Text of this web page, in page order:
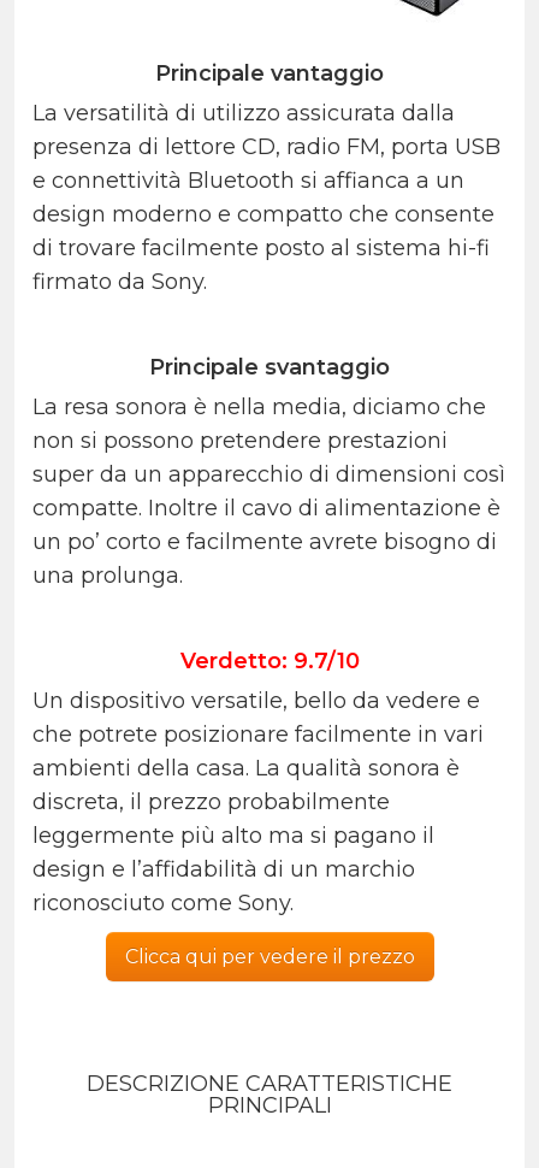
Principale vantaggio
La versatilità di utilizzo assicurata dalla
presenza di lettore CD, radio FM, porta USB
e connettività Bluetooth si affianca a un
design moderno e compatto che consente
di trovare facilmente posto al sistema hi-fi
firmato da Sony.
Principale svantaggio
La resa sonora è nella media, diciamo che
non si possono pretendere prestazioni
super da un apparecchio di dimensioni così
compatte. Inoltre il cavo di alimentazione è
un po’ corto e facilmente avrete bisogno di
una prolunga.
Verdetto: 9.7/10
Un dispositivo versatile, bello da vedere e
che potrete posizionare facilmente in vari
ambienti della casa. La qualità sonora è
discreta, il prezzo probabilmente
leggermente più alto ma si pagano il
design e l’affidabilità di un marchio
riconosciuto come Sony.
Clicca qui per vedere il prezzo
DESCRIZIONE CARATTERISTICHE
PRINCIPALI